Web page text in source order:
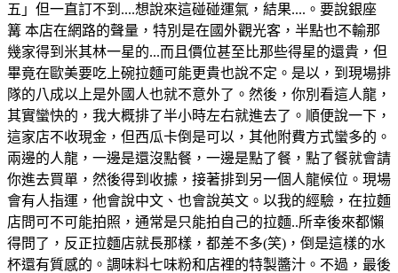
五」但一直訂不到....想說來這碰碰運氣，結果....。要說銀座
篝 本店在網路的聲量，特別是在國外觀光客，半點也不輸那
幾家得到米其林一星的...而且價位甚至比那些得星的還貴，但
畢竟在歐美要吃上碗拉麵可能更貴也說不定。是以，到現場排
隊的八成以上是外國人也就不意外了。然後，你別看這人龍，
其實蠻快的，我大概排了半小時左右就進去了。順便說一下，
這家店不收現金，但西瓜卡倒是可以，其他附費方式蠻多的。
兩邊的人龍，一邊是還沒點餐，一邊是點了餐，點了餐就會請
你進去買單，然後得到收據，接著排到另一個人龍候位。現場
會有人指運，他會說中文、也會說英文。以我的經驗，在拉麵
店問可不可能拍照，通常是只能拍自己的拉麵..所幸後來都懶
得問了，反正拉麵店就長那樣，都差不多(笑)，倒是這樣的水
杯還有質感的。調味料七味粉和店裡的特製醬汁。不過，最後